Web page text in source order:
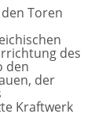
Toren
des
den
der
Kraftwerk